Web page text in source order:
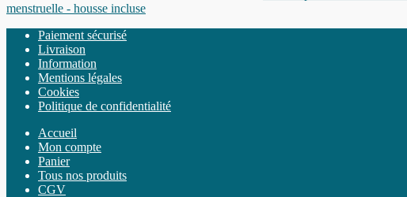
menstruelle - housse incluse
Paiement sécurisé
Livraison
Information
Mentions légales
Cookies
Politique de confidentialité
Accueil
Mon compte
Panier
Tous nos produits
CGV